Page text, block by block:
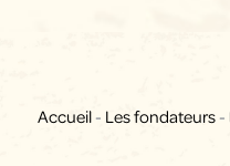
Accueil- Les fondateurs-